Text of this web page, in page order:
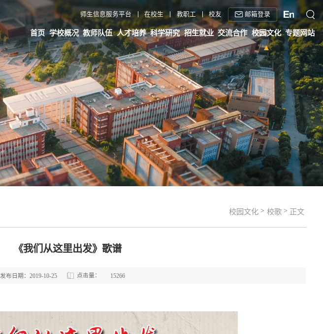
师生信息服务平台 在校生 教职工 校友 邮箱登录
首页 学校概况 教师队伍 人才培养 科学研究 招生就业 交流合作 校园文化 专题网站
校园文化 > 校歌 > 正文
《我们从这里出发》歌谱
发布日期：2019-10-25 点击量： 15266